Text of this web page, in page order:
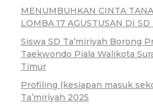
MENUMBUHKAN CINTA
LOMBA 17 AGUSTUSAN DI SD
Siswa SD Ta’miriyah Borong
Taekwondo Piala Walikota
Timur
Profiling (kesiapan masuk
Ta’miriyah 2025